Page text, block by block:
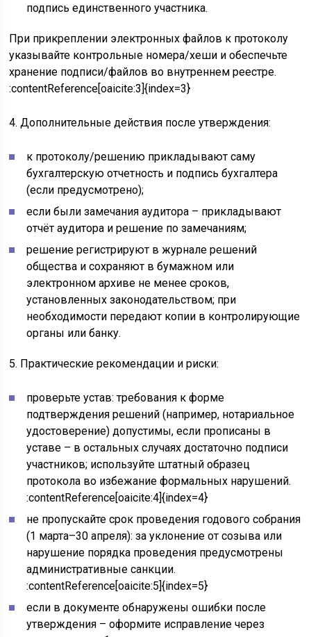
подпись единственного участника.
При прикреплении электронных файлов к протоколу
указывайте контрольные номера/хеши и обеспечьте
хранение подписи/файлов во внутреннем реестре.
:contentReference[oaicite:3]{index=3}
4. Дополнительные действия после утверждения:
к протоколу/решению прикладывают саму
бухгалтерскую отчетность и подпись бухгалтера
(если предусмотрено);
если были замечания аудитора – прикладывают
отчёт аудитора и решение по замечаниям;
решение регистрируют в журнале решений
общества и сохраняют в бумажном или
электронном архиве не менее сроков,
установленных законодательством; при
необходимости передают копии в контролирующие
органы или банку.
5. Практические рекомендации и риски:
проверьте устав: требования к форме
подтверждения решений (например, нотариальное
удостоверение) допустимы, если прописаны в
уставе – в остальных случаях достаточно подписи
участников; используйте штатный образец
протокола во избежание формальных нарушений.
:contentReference[oaicite:4]{index=4}
не пропускайте срок проведения годового собрания
(1 марта–30 апреля): за уклонение от созыва или
нарушение порядка проведения предусмотрены
административные санкции.
:contentReference[oaicite:5]{index=5}
если в документе обнаружены ошибки после
утверждения – оформите исправление через